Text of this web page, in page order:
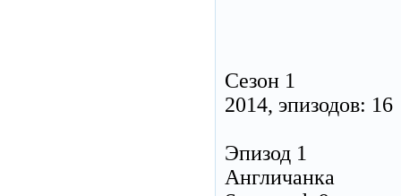
Сезон 1
2014, эпизодов: 16
Эпизод 1
Англичанка